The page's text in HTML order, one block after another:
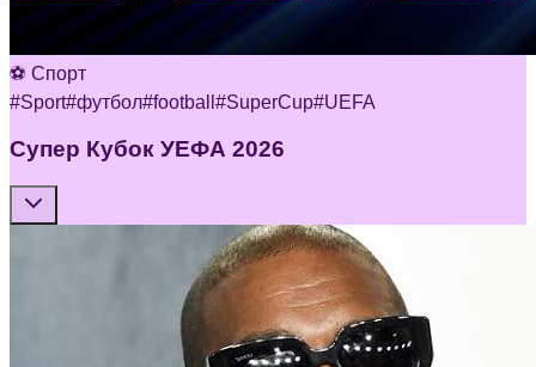
⚽ Спорт
#Sport#футбол#football #SuperCup#UEFA
Супер Кубок УЕФА 2026